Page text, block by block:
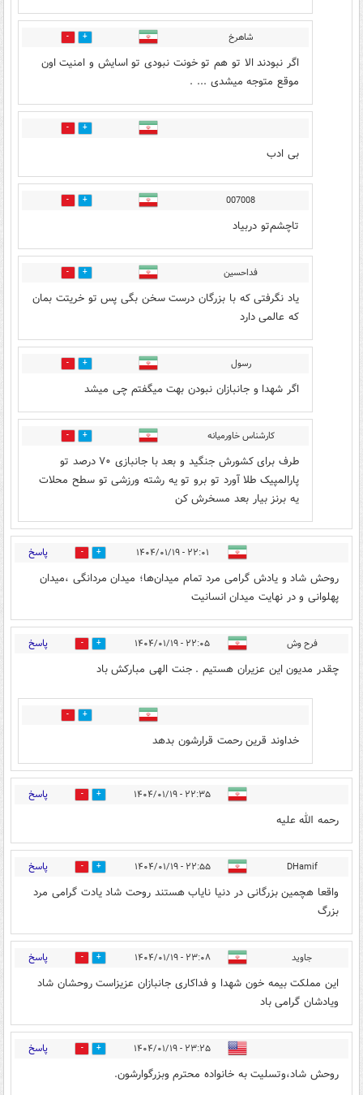
شاهرخ 0
اگر نبودند الا تو هم تو خونت نبودی تو اسایش و امنیت اون
موقع متوجه میشدی ... .
0
بی ادب
007008
0
تاچشم‌تو دربیاد
فداحسین 0
یاد نگرفتی که با بزرگان درست سخن بگی پس تو خریتت بمان
که عالمی دارد
رسول 0
اگر شهدا و جانبازان نبودن بهت میگفتم چی میشد
کارشناس خاورمیانه 0
طرف برای کشورش جنگید و بعد با جانبازی ۷۰ درصد تو
پارالمپیک طلا آورد تو برو تو یه رشته ورزشی تو سطح محلات
یه برنز بیار بعد مسخرش کن
۲۲:۰۱ - ۱۴۰۴/۰۱/۱۹ 21 پاسخ
روحش شاد و یادش گرامی مرد تمام میدان‌ها؛ میدان مردانگی ،میدان
پهلوانی و در نهایت میدان انسانیت
فرح وش ۲۲:۰۵ - ۱۴۰۴/۰۱/۱۹ 22 پاسخ
چقدر مدیون این عزیران هستیم . جنت الهی مبارکش باد
1
خداوند قرین رحمت قرارشون بدهد
۲۲:۳۵ - ۱۴۰۴/۰۱/۱۹ 17 پاسخ
رحمه الله علیه
DHamif ۲۲:۵۵ - ۱۴۰۴/۰۱/۱۹ 21 پاسخ
واقعا هچمین بزرگانی در دنیا نایاب هستند روحت شاد یادت گرامی مرد
بزرگ
جاوید ۲۳:۰۸ - ۱۴۰۴/۰۱/۱۹ 3 پاسخ
این مملکت بیمه خون شهدا و فداکاری جانبازان عزیزاست روحشان شاد
ویادشان گرامی باد
۲۳:۲۵ - ۱۴۰۴/۰۱/۱۹ 1 پاسخ
روحش شاد،وتسلیت به خانواده محترم وبزرگوارشون.